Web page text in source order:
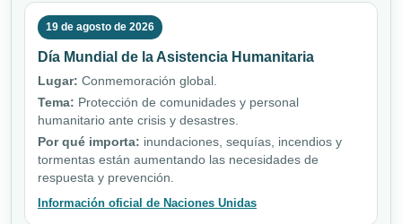
19 de agosto de 2026
Día Mundial de la Asistencia Humanitaria
Lugar: Conmemoración global.
Tema: Protección de comunidades y personal
humanitario ante crisis y desastres.
Por qué importa: inundaciones, sequías, incendios y
tormentas están aumentando las necesidades de
respuesta y prevención.
Información oficial de Naciones Unidas